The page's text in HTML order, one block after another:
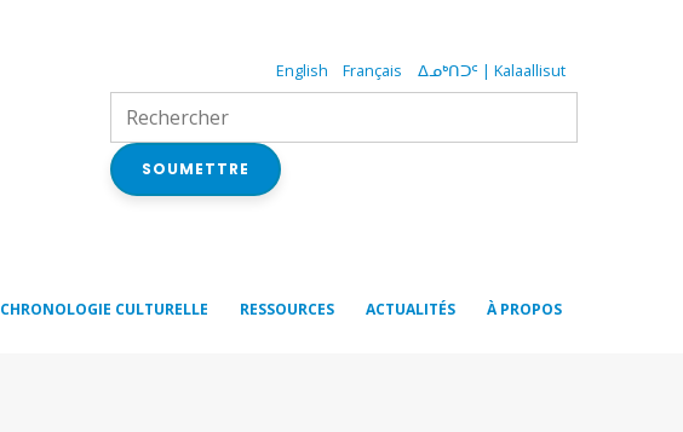
English Français ᐃᓄᒃᑎᑐᑦ | Kalaallisut
SOUMETTRE
CHRONOLOGIE CULTURELLE RESSOURCES ACTUALITÉS À PROPOS